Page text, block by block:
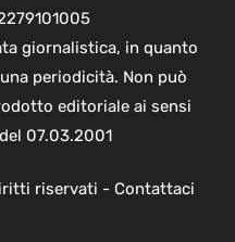
giornalistica, in quanto
periodicità. Non può
editoriale ai sensi
07.03.2001
riservati - Contattaci